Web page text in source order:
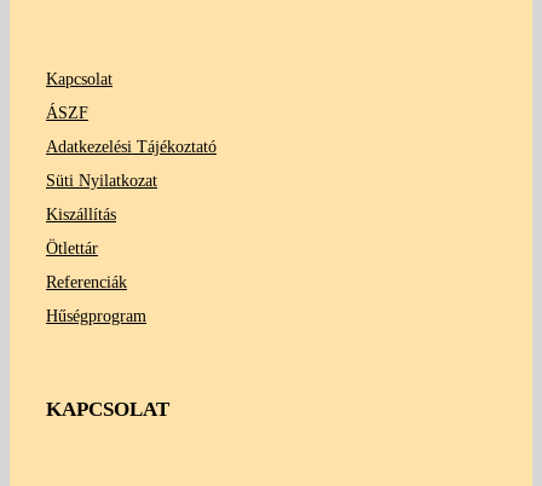
Kapcsolat
ÁSZF
Adatkezelési Tájékoztató
Süti Nyilatkozat
Kiszállítás
Ötlettár
Referenciák
Hűségprogram
KAPCSOLAT